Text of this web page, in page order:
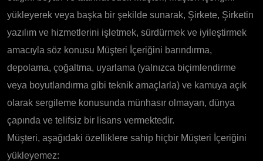
yükleyerek veya başka bir şekilde sunarak, Şirkete, Şirketin
yazılım ve hizmetlerini işletmek, sürdürmek ve iyileştirmek
amacıyla söz konusu Müşteri İçeriğini barındırma,
depolama, çoğaltma, uyarlama (yalnızca biçimlendirme
veya boyutlandırma gibi teknik amaçlarla) ve kamuya açık
olarak sergileme konusunda münhasır olmayan, dünya
çapında ve telifsiz bir lisans vermektedir.
Müşteri, aşağıdaki özelliklere sahip hiçbir Müşteri İçeriğini
yükleyemez: